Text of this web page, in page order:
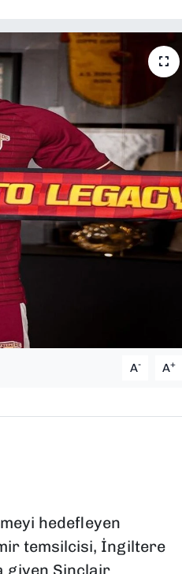
A- A+
hedefleyen
temsilcisi, İngiltere